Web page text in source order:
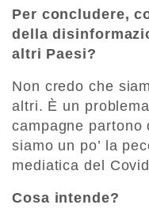
Per concludere,
della
altri Paesi?
Non credo che
altri. È un
campagne partono
siamo un po’ la
mediatica del
Cosa intende?